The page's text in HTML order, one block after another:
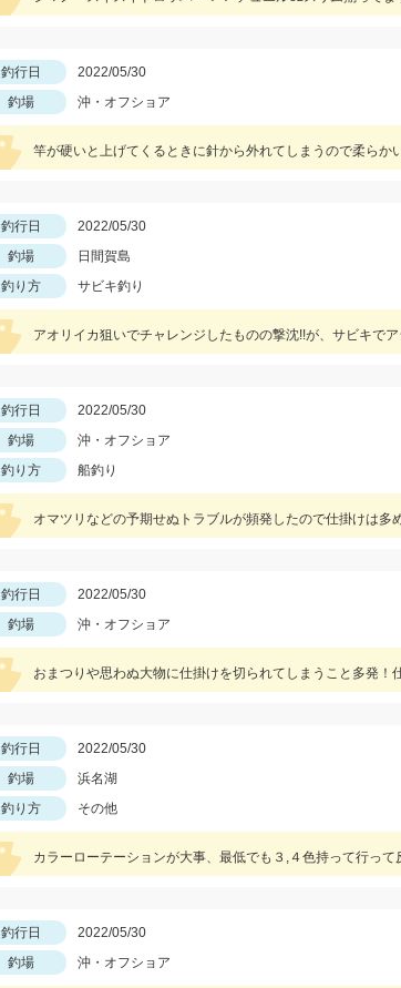
釣行日 2022/05/30
釣場
沖・オフショア
竿が硬いと上げてくるときに針から外れてしまうので柔らか
釣行日 2022/05/30
釣場
日間賀島
釣り方
サビキ釣り
アオリイカ狙いでチャレンジしたものの撃沈!!が、サビキで
釣行日 2022/05/30
釣場
沖・オフショア
釣り方
船釣り
オマツリなどの予期せぬトラブルが頻発したので仕掛けは多
釣行日 2022/05/30
釣場
沖・オフショア
おまつりや思わぬ大物に仕掛けを切られてしまうこと多発！
釣行日 2022/05/30
釣場
浜名湖
釣り方
その他
カラーローテーションが大事、最低でも３,４色持って行って
釣行日 2022/05/30
釣場
沖・オフショア